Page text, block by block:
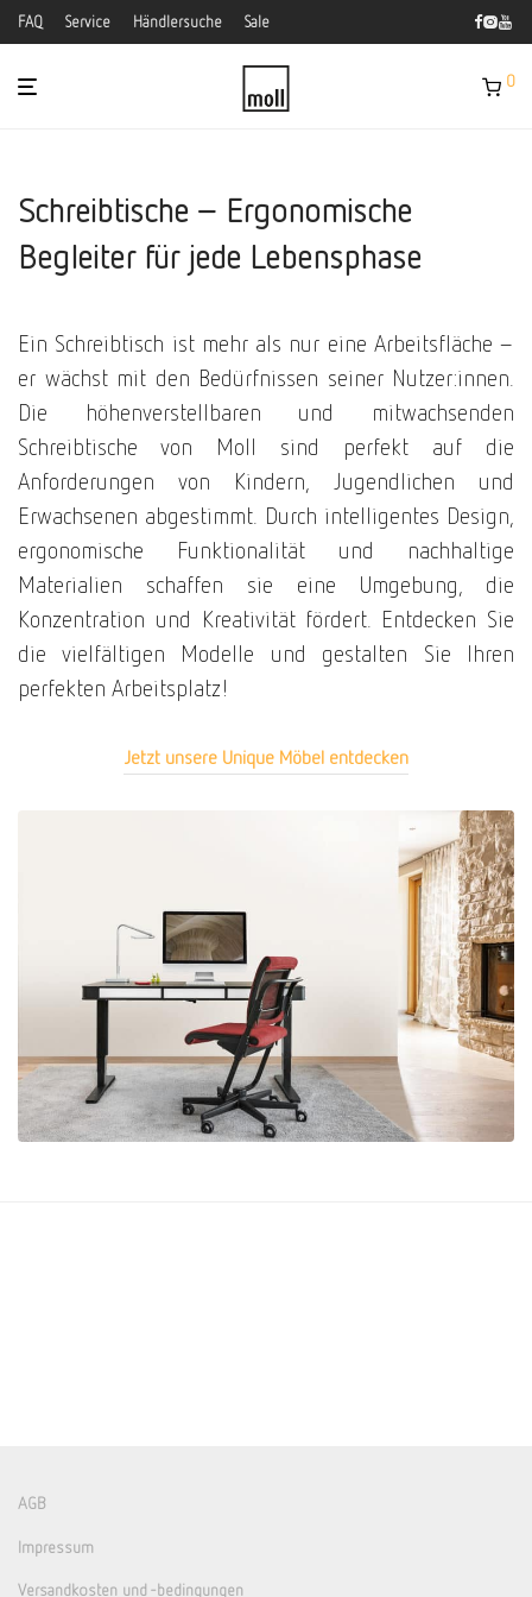
FAQ Service Händlersuche Sale
0
Schreibtische – Ergonomische
Begleiter für jede Lebensphase
Ein Schreibtisch ist mehr als nur eine Arbeitsfläche –
er wächst mit den Bedürfnissen seiner Nutzer:innen.
Die höhenverstellbaren und mitwachsenden
Schreibtische von Moll sind perfekt auf die
Anforderungen von Kindern, Jugendlichen und
Erwachsenen abgestimmt. Durch intelligentes Design,
ergonomische Funktionalität und nachhaltige
Materialien schaffen sie eine Umgebung, die
Konzentration und Kreativität fördert. Entdecken Sie
die vielfältigen Modelle und gestalten Sie Ihren
perfekten Arbeitsplatz!
Jetzt unsere Unique Möbel entdecken
AGB
Impressum
Versandkosten und -bedingungen